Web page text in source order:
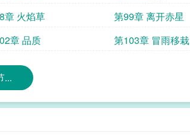
章 火焰草
第99章 离开赤星
章 品质 第103章 冒雨移栽
...